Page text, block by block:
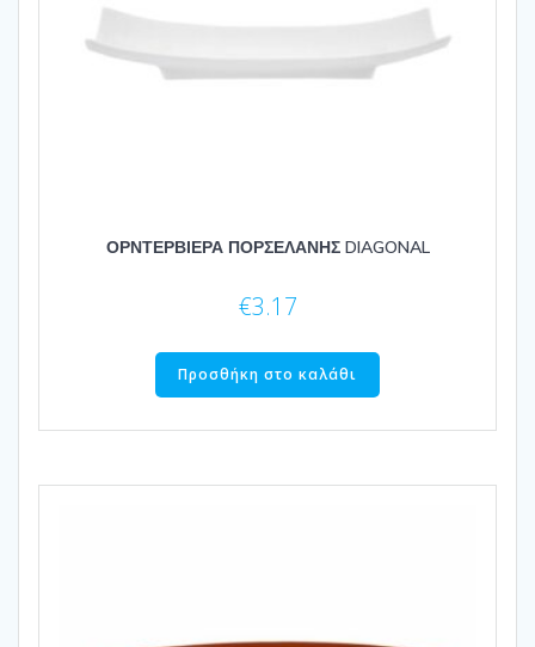
ΟΡΝΤΕΡΒΙΕΡΑ ΠΟΡΣΕΛΑΝΗΣ DIAGONAL
€3.17
Προσθήκη στο καλάθι